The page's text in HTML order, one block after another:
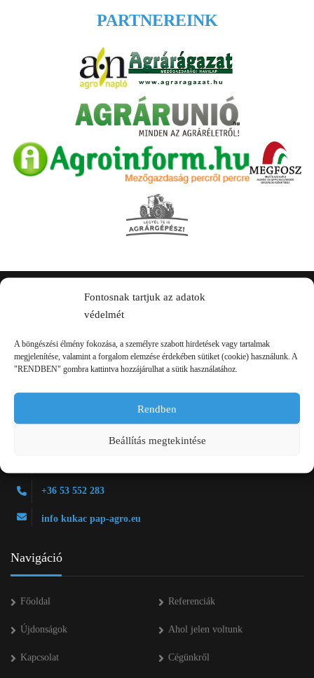
Fontosnak tartjuk az adatok
védelmét
A böngészési élmény fokozása, a személyre szabott hirdetések vagy tartalmak
megjelenítése, valamint a forgalom elemzése érdekében sütiket (cookie) használunk. A
"RENDBEN" gombra kattintva hozzájárulhat a sütik használatához.
Rendben
Beállítás megtekintése
PARTNEREINK
2750 Nagykőrös Alsójárás d. 1/a
+36 53 552 283
info kukac pap-agro.eu
Navigáció
Főoldal Referenciák
Újdonságok Ahol jelen voltunk
Kapcsolat Cégünkről